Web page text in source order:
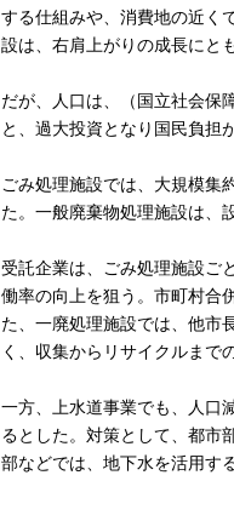
する仕組みや、消費地の近く
設は、右肩上がりの成長にと
だが、人口は、（国立社会保
と、過大投資となり国民負担
ごみ処理施設では、大規模集
た。一般廃棄物処理施設は、
受託企業は、ごみ処理施設ご
働率の向上を狙う。市町村合
た、一廃処理施設では、他市
く、収集からリサイクルまで
一方、上水道事業でも、人口
るとした。対策として、都市
部などでは、地下水を活用す